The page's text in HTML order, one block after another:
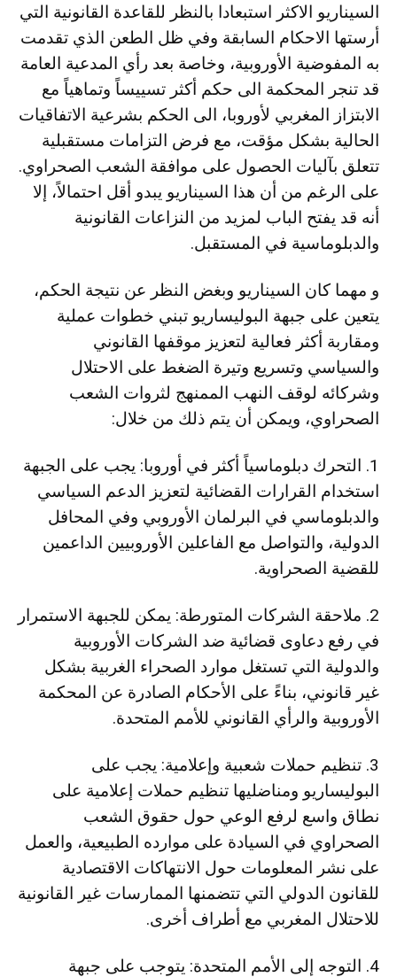
السيناريو الاكثر استبعادا بالنظر للقاعدة القانونية التي
أرستها الاحكام السابقة وفي ظل الطعن الذي تقدمت
به المفوضية الأوروبية، وخاصة بعد رأي المدعية العامة
قد تنجر المحكمة الى حكم أكثر تسييساً وتماهياً مع
الابتزاز المغربي لأوروبا، الى الحكم بشرعية الاتفاقيات
الحالية بشكل مؤقت، مع فرض التزامات مستقبلية
تتعلق بآليات الحصول على موافقة الشعب الصحراوي.
على الرغم من أن هذا السيناريو يبدو أقل احتمالاً، إلا
أنه قد يفتح الباب لمزيد من النزاعات القانونية
والدبلوماسية في المستقبل.
و مهما كان السيناريو وبغض النظر عن نتيجة الحكم،
يتعين على جبهة البوليساريو تبني خطوات عملية
ومقاربة أكثر فعالية لتعزيز موقفها القانوني
والسياسي وتسريع وتيرة الضغط على الاحتلال
وشركائه لوقف النهب الممنهج لثروات الشعب
الصحراوي، ويمكن أن يتم ذلك من خلال:
1. التحرك دبلوماسياً أكثر في أوروبا: يجب على الجبهة
استخدام القرارات القضائية لتعزيز الدعم السياسي
والدبلوماسي في البرلمان الأوروبي وفي المحافل
الدولية، والتواصل مع الفاعلين الأوروبيين الداعمين
للقضية الصحراوية.
2. ملاحقة الشركات المتورطة: يمكن للجبهة الاستمرار
في رفع دعاوى قضائية ضد الشركات الأوروبية
والدولية التي تستغل موارد الصحراء الغربية بشكل
غير قانوني، بناءً على الأحكام الصادرة عن المحكمة
الأوروبية والرأي القانوني للأمم المتحدة.
3. تنظيم حملات شعبية وإعلامية: يجب على
البوليساريو ومناضليها تنظيم حملات إعلامية على
نطاق واسع لرفع الوعي حول حقوق الشعب
الصحراوي في السيادة على موارده الطبيعية، والعمل
على نشر المعلومات حول الانتهاكات الاقتصادية
للقانون الدولي التي تتضمنها الممارسات غير القانونية
للاحتلال المغربي مع أطراف أخرى.
4. التوجه إلى الأمم المتحدة: يتوجب على جبهة